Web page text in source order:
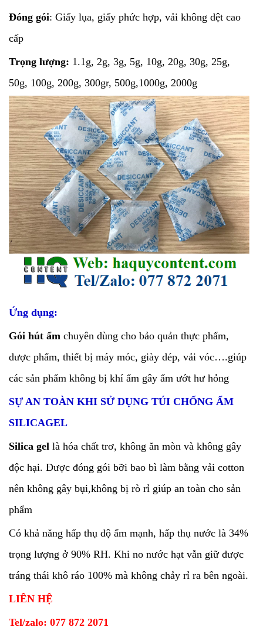
Đóng gói: Giấy lụa, giấy phức hợp, vải không dệt cao
cấp
Trọng lượng: 1.1g, 2g, 3g, 5g, 10g, 20g, 30g, 25g,
50g, 100g, 200g, 300gr, 500g,1000g, 2000g
Ứng dụng:
Gói hút ẩm chuyên dùng cho bảo quản thực phẩm,
dược phẩm, thiết bị máy móc, giày dép, vải vóc….giúp
các sản phẩm không bị khí ẩm gây ẩm ướt hư hỏng
SỰ AN TOÀN KHI SỬ DỤNG TÚI CHỐNG ẨM
SILICAGEL
Silica gel là hóa chất trơ, không ăn mòn và không gây
độc hại. Được đóng gói bỡi bao bì làm bằng vải cotton
nên không gây bụi,không bị rò rỉ giúp an toàn cho sản
phẩm
Có khả năng hấp thụ độ ẩm mạnh, hấp thụ nước là 34%
trọng lượng ở 90% RH. Khi no nước hạt vẫn giữ được
tráng thái khô ráo 100% mà không chảy rỉ ra bên ngoài.
LIÊN HỆ
Tel/zalo: 077 872 2071